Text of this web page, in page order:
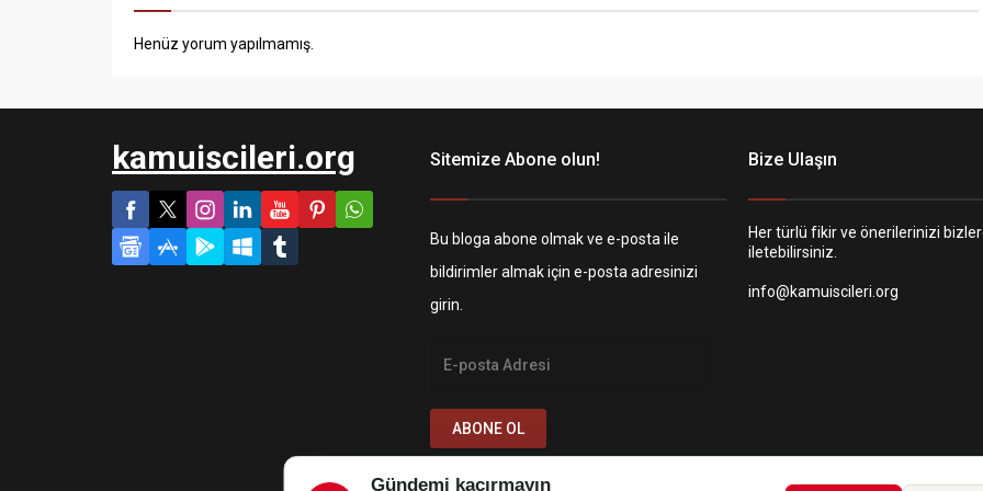
Henüz yorum yapılmamış.
kamuiscileri.org Sitemize Abone olun!
Bu bloga abone olmak ve e-posta ile
bildirimler almak için e-posta adresinizi
girin.
ABONE OL
Bize Ulaşın
Her türlü fikir ve önerilerinizi
iletebilirsiniz.
info@kamuiscileri.org
Gündemi kaçırmayın